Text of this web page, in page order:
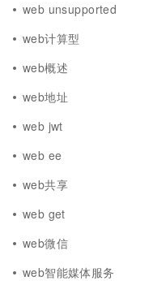
web unsupported
web计算型
web概述
web地址
web jwt
web ee
web共享
web get
web微信
web智能媒体服务